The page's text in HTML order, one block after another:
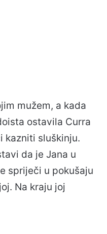
mužem, a kada
ostavila Curra
kazniti sluškinju.
da je Jana u
spriječi u pokušaju
Na kraju joj